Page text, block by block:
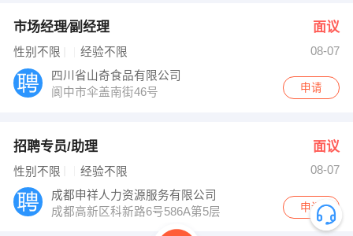
市场经理∕副经理 面议
性别不限 经验不限
08-07
四川省山奇食品有限公司
阆中市伞盖南街46号
申请
招聘专员/助理 面议
性别不限 经验不限
08-07
成都申祥人力资源服务有限公司
成都高新区科新路6号586A第5层
申请